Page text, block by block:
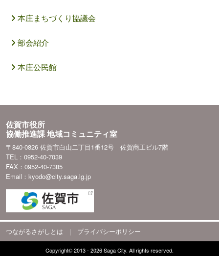
本庄まちづくり協議会
部会紹介
本庄公民館
佐賀市役所
協働推進課 地域コミュニティ室
〒840-0826 佐賀市白山二丁目1番12号 佐賀商工ビル7階
TEL：0952-40-7039
FAX：0952-40-7385
Email：kyodo@city.saga.lg.jp
つながるさがしとは ｜ プライバシーポリシー
Copyright© 2013 - 2026 Saga City. All rights reserved.